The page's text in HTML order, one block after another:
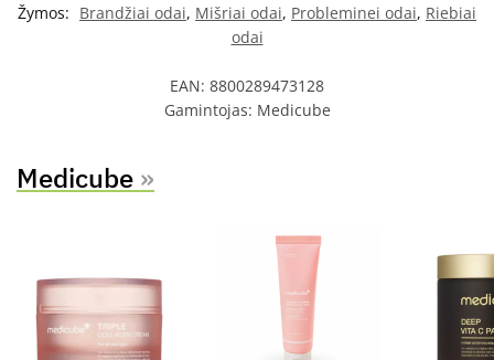
Žymos: Brandžiai odai, Mišriai odai, Probleminei odai, Riebiai
odai
EAN: 8800289473128
Gamintojas: Medicube
Medicube »